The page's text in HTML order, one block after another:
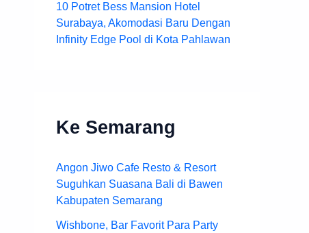
10 Potret Bess Mansion Hotel
Surabaya, Akomodasi Baru Dengan
Infinity Edge Pool di Kota Pahlawan
Ke Semarang
Angon Jiwo Cafe Resto & Resort
Suguhkan Suasana Bali di Bawen
Kabupaten Semarang
Wishbone, Bar Favorit Para Party